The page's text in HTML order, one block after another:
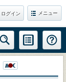
ログイン メニュー